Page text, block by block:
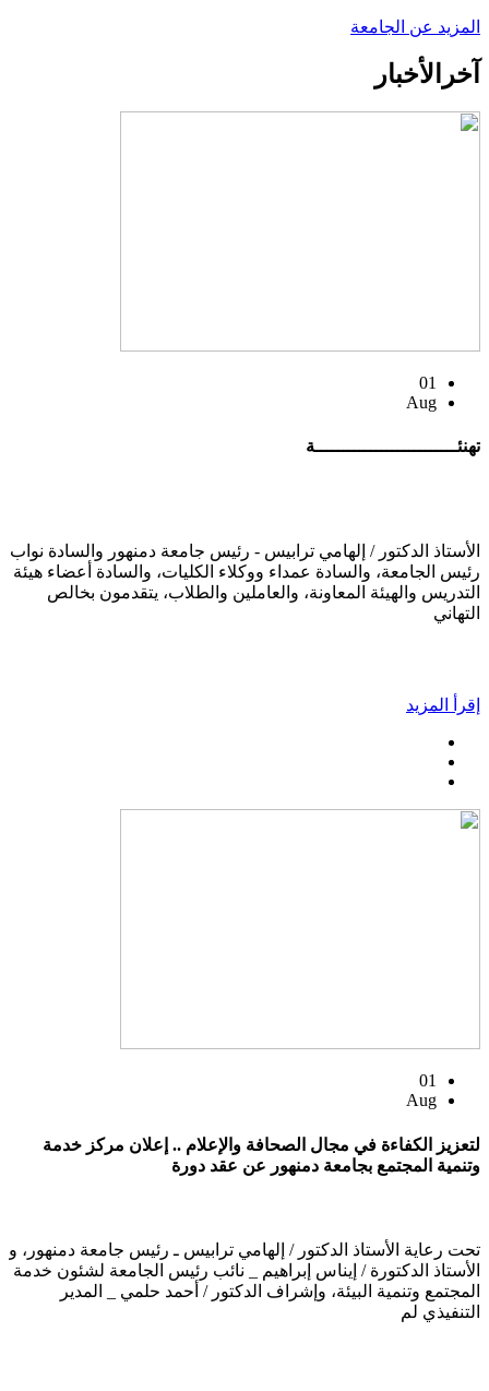
المزيد عن الجامعة
آخر الأخبار
01
Aug
تهنئــــــــــــــــــــــــــة
الأستاذ الدكتور / إلهامي ترابيس - رئيس جامعة دمنهور والسادة نواب
رئيس الجامعة، والسادة عمداء ووكلاء الكليات، والسادة أعضاء هيئة
التدريس والهيئة المعاونة، والعاملين والطلاب، يتقدمون بخالص
التهاني
إقرأ المزيد
01
Aug
لتعزيز الكفاءة في مجال الصحافة والإعلام .. إعلان مركز خدمة
وتنمية المجتمع بجامعة دمنهور عن عقد دورة
تحت رعاية الأستاذ الدكتور / إلهامي ترابيس ـ رئيس جامعة دمنهور، و
الأستاذ الدكتورة / إيناس إبراهيم _ نائب رئيس الجامعة لشئون خدمة
المجتمع وتنمية البيئة، وإشراف الدكتور / أحمد حلمي _ المدير
التنفيذي لم